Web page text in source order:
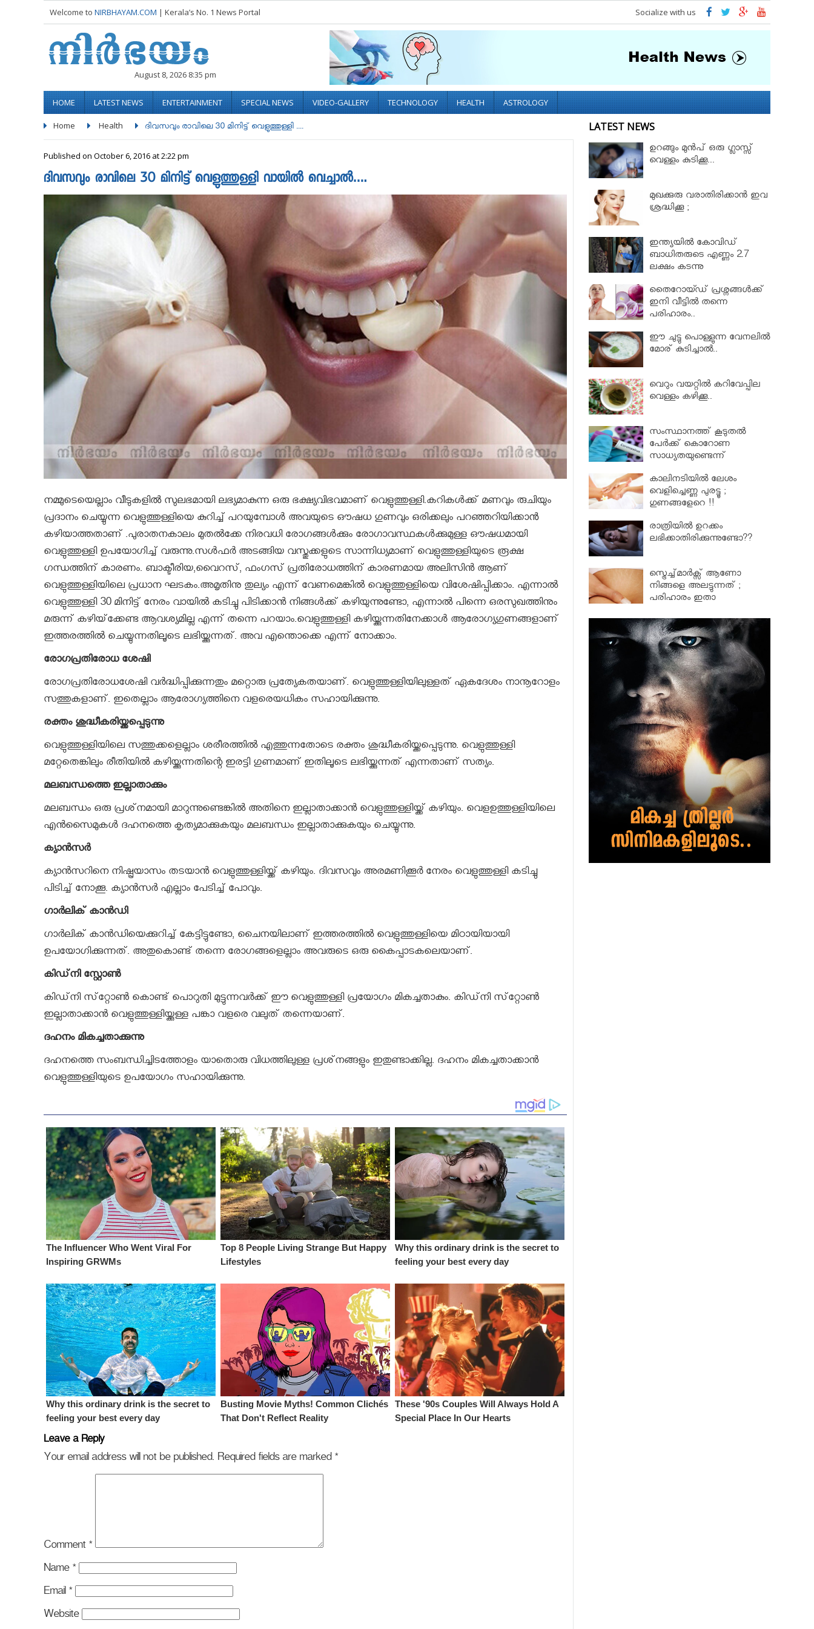
Welcome to NIRBHAYAM.COM | Kerala’s No. 1 News Portal Socialize with us
August 8, 2026 8:35 pm
HOME LATEST NEWS ENTERTAINMENT SPECIAL NEWS VIDEO-GALLERY TECHNOLOGY HEALTH ASTROLOGY
Home Health ദിവസവും രാവിലെ 30 മിനിട്ട് വെളുത്തുള്ളി ....
Published on October 6, 2016 at 2:22 pm
ദിവസവും രാവിലെ 30 മിനിട്ട് വെളുത്തുള്ളി വായില്‍ വെച്ചാൽ….
നമ്മുടെയെല്ലാം വീടുകളിൽ സുലഭമായി ലഭ്യമാകുന്ന ഒരു ഭക്ഷ്യവിഭവമാണ് വെളുത്തുള്ളി.കറികള്‍ക്ക് മണവും രുചിയും
പ്രദാനം ചെയ്യുന്ന വെളുത്തുള്ളിയെ കുറിച്ച് പറയുമ്പോള്‍ അവയുടെ ഔഷധ ഗുണവും ഒരിക്കലും പറഞ്ഞറിയിക്കാൻ
കഴിയാത്തതാണ് .പുരാതനകാലം മുതല്‍ക്കേ നിരവധി രോഗങ്ങള്‍ക്കും രോഗാവസ്ഥകള്‍ക്കുമുള്ള ഔഷധമായി
വെളുത്തുള്ളി ഉപയോഗിച്ച് വരുന്നു.സള്‍ഫര്‍ അടങ്ങിയ വസ്തുക്കളുടെ സാന്നിധ്യമാണ് വെളുത്തുള്ളിയുടെ രൂക്ഷ
ഗന്ധത്തിന് കാരണം. ബാക്ടീരിയ,വൈറസ്, ഫംഗസ് പ്രതിരോധത്തിന് കാരണമായ അലിസിന്‍ ആണ്
വെളുത്തുള്ളിയിലെ പ്രധാന ഘടകം.അമൃതിനു തുല്യം എന്ന് വേണമെങ്കില്‍ വെളുത്തുള്ളിയെ വിശേഷിപ്പിക്കാം. എന്നാല്‍
വെളുത്തുള്ളി 30 മിനിട്ട് നേരം വായില്‍ കടിച്ചു പിടിക്കാന്‍ നിങ്ങള്‍ക്ക് കഴിയുന്നുണ്ടോ, എന്നാല്‍ പിന്നെ ഒരസുഖത്തിനും
മരുന്ന് കഴിയ്‌ക്കേണ്ട ആവശ്യമില്ല എന്ന് തന്നെ പറയാം.വെളുത്തുള്ളി കഴിയ്ക്കുന്നതിനേക്കാള്‍ ആരോഗ്യഗുണങ്ങളാണ്
ഇത്തരത്തില്‍ ചെയ്യുന്നതിലൂടെ ലഭിയ്ക്കുന്നത്. അവ എന്തൊക്കെ എന്ന് നോക്കാം.
രോഗപ്രതിരോധ ശേഷി
രോഗപ്രതിരോധശേഷി വര്‍ദ്ധിപ്പിക്കുന്നതും മറ്റൊരു പ്രത്യേകതയാണ്. വെളുത്തുള്ളിയിലുള്ളത് ഏകദേശം നാനൂറോളം
സത്തുകളാണ്. ഇതെല്ലാം ആരോഗ്യത്തിനെ വളരെയധികം സഹായിക്കുന്നു.
രക്തം ശുദ്ധീകരിയ്ക്കപ്പെടുന്നു
വെളുത്തുള്ളിയിലെ സത്തുക്കളെല്ലാം ശരീരത്തില്‍ എത്തുന്നതോടെ രക്തം ശുദ്ധീകരിയ്ക്കപ്പെടുന്നു. വെളുത്തുള്ളി
മറ്റേതെങ്കിലും രീതിയില്‍ കഴിയ്ക്കുന്നതിന്റെ ഇരട്ടി ഗുണമാണ് ഇതിലൂടെ ലഭിയ്ക്കുന്നത് എന്നതാണ് സത്യം.
മലബന്ധത്തെ ഇല്ലാതാക്കും
മലബന്ധം ഒരു പ്രശ്‌നമായി മാറുന്നുണ്ടെങ്കില്‍ അതിനെ ഇല്ലാതാക്കാന്‍ വെളുത്തുള്ളിയ്ക്ക് കഴിയും. വെളഉത്തുള്ളിയിലെ
എന്‍സൈമുകള്‍ ദഹനത്തെ കൃത്യമാക്കുകയും മലബന്ധം ഇല്ലാതാക്കുകയും ചെയ്യുന്നു.
ക്യാന്‍സര്‍
ക്യാന്‍സറിനെ നിഷ്പ്രയാസം തടയാന്‍ വെളുത്തുള്ളിയ്ക്ക് കഴിയും. ദിവസവും അരമണിക്കൂര്‍ നേരം വെളുത്തുള്ളി കടിച്ചു
പിടിച്ച് നോക്കൂ. ക്യാന്‍സര്‍ എല്ലാം പേടിച്ച് പോവും.
ഗാര്‍ലിക് കാന്‍ഡി
ഗാര്‍ലിക് കാന്‍ഡിയെക്കുറിച്ച് കേട്ടിട്ടുണ്ടോ, ചൈനയിലാണ് ഇത്തരത്തില്‍ വെളുത്തുള്ളിയെ മിഠായിയായി
ഉപയോഗിക്കുന്നത്. അതുകൊണ്ട് തന്നെ രോഗങ്ങളെല്ലാം അവരുടെ ഒരു കൈപ്പാടകലെയാണ്.
കിഡ്‌നി സ്റ്റോണ്‍
കിഡ്‌നി സ്‌റ്റോണ്‍ കൊണ്ട് പൊറുതി മുട്ടുന്നവര്‍ക്ക് ഈ വെളുത്തുള്ളി പ്രയോഗം മികച്ചതാകും. കിഡ്‌നി സ്‌റ്റോണ്‍
ഇല്ലാതാക്കാന്‍ വെളുത്തുള്ളിയ്ക്കുള്ള പങ്കാ വളരെ വലുത് തന്നെയാണ്.
ദഹനം മികച്ചതാക്കുന്നു
ദഹനത്തെ സംബന്ധിച്ചിടത്തോളം യാതൊരു വിധത്തിലുള്ള പ്രശ്‌നങ്ങളും ഇതുണ്ടാക്കില്ല. ദഹനം മികച്ചതാക്കാന്‍
വെളുത്തുള്ളിയുടെ ഉപയോഗം സഹായിക്കുന്നു.
Leave a Reply
Your email address will not be published. Required fields are marked *
Comment *
Name *
Email *
Website
LATEST NEWS
ഉറങ്ങും മുന്‍പ് ഒരു ഗ്ലാസ്സ്
വെള്ളം കുടിക്കൂ...
മുഖക്കുരു വരാതിരിക്കാന്‍ ഇവ
ശ്രദ്ധിക്കൂ ;
ഇന്ത്യയിൽ കോവിഡ്
ബാധിതരുടെ എണ്ണം 2.7
ലക്ഷം കടന്നു
തൈറോയ്ഡ് പ്രശ്നങ്ങൾക്ക്
ഇനി വീട്ടിൽ തന്നെ
പരിഹാരം..
ഈ ചുട്ടു പൊള്ളുന്ന വേനലിൽ
മോര് കുടിച്ചാൽ..
വെറും വയറ്റില്‍ കറിവേപ്പില
വെള്ളം കഴിക്കൂ..
സംസ്ഥാനത്ത് കൂടുതൽ
പേര്‍ക്ക് കൊറോണ
സാധ്യതയുണ്ടെന്ന്
ശൈലജ..
കാലിനടിയില്‍ ലേശം
വെളിച്ചെണ്ണ പുരട്ടൂ ;
ഗുണങ്ങളേറെ !!
രാത്രിയിൽ ഉറക്കം
ലഭിക്കാതിരിക്കുന്നുണ്ടോ??
സ്ട്രെച്ച്മാര്‍ക്സ് ആണോ
നിങ്ങളെ അലട്ടുന്നത് ;
പരിഹാരം ഇതാ